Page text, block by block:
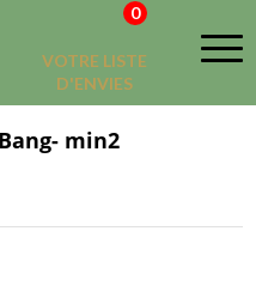
VOTRE LISTE
D'ENVIES
0
min2